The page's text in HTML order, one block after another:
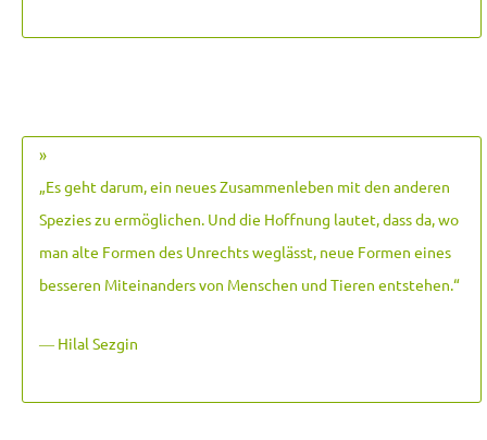
»
„Es geht darum, ein neues Zusammenleben mit den anderen
Spezies zu ermöglichen. Und die Hoffnung lautet, dass da, wo
man alte Formen des Unrechts weglässt, neue Formen eines
besseren Miteinanders von Menschen und Tieren entstehen.“
― Hilal Sezgin